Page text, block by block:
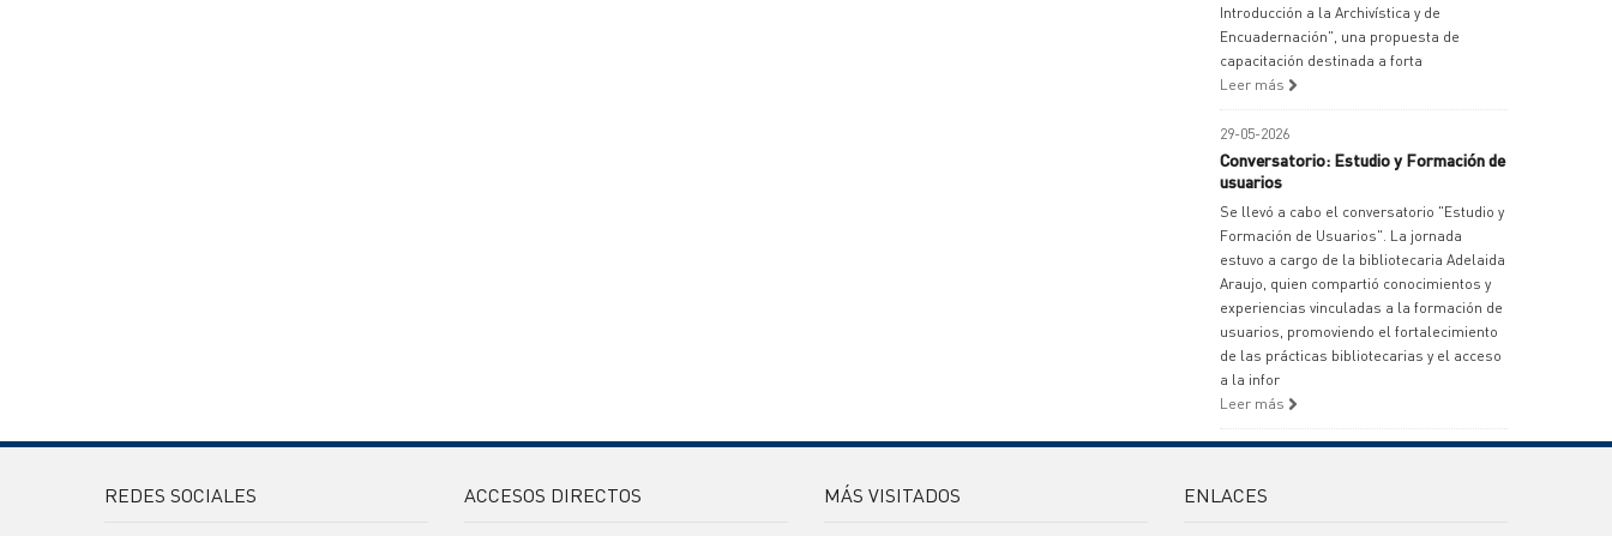
Introducción a la Archivística y de
Encuadernación", una propuesta de
capacitación destinada a forta
Leer más
29-05-2026
Conversatorio: Estudio y Formación de
usuarios
Se llevó a cabo el conversatorio "Estudio y
Formación de Usuarios". La jornada
estuvo a cargo de la bibliotecaria Adelaida
Araujo, quien compartió conocimientos y
experiencias vinculadas a la formación de
usuarios, promoviendo el fortalecimiento
de las prácticas bibliotecarias y el acceso
a la infor
Leer más
REDES SOCIALES ACCESOS DIRECTOS MÁS VISITADOS ENLACES